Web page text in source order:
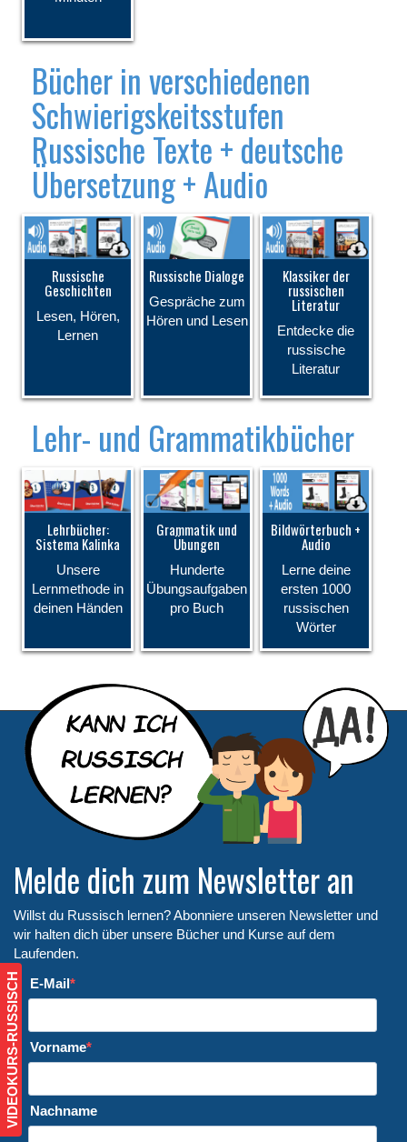
VIDEOKURS-RUSSISCH
Bücher in verschiedenen
Schwierigskeitsstufen
Russische Texte + deutsche
Übersetzung + Audio
Russische
Geschichten
Lesen, Hören,
Lernen
Russische Dialoge
Gespräche zum
Hören und Lesen
Klassiker der
russischen
Literatur
Entdecke die
russische
Literatur
Lehr- und Grammatikbücher
Lehrbücher:
Sistema Kalinka
Unsere
Lernmethode in
deinen Händen
Grammatik und
Übungen
Hunderte
Übungsaufgaben
pro Buch
Bildwörterbuch +
Audio
Lerne deine
ersten 1000
russischen
Wörter
Melde dich zum Newsletter an
Willst du Russisch lernen? Abonniere unseren Newsletter und
wir halten dich über unsere Bücher und Kurse auf dem
Laufenden.
E-Mail
Vorname
Nachname